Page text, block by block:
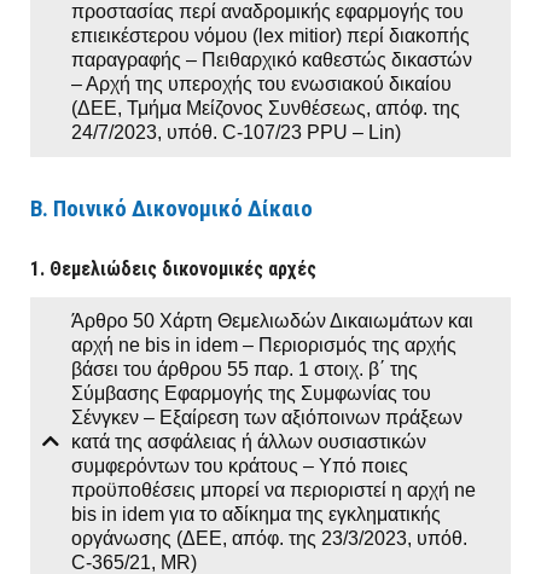
προστασίας περί αναδρομικής εφαρμογής του
επιεικέστερου νόμου (lex mitior) περί διακοπής
παραγραφής – Πειθαρχικό καθεστώς δικαστών
– Αρχή της υπεροχής του ενωσιακού δικαίου
(ΔΕΕ, Τμήμα Μείζονος Συνθέσεως, απόφ. της
24/7/2023, υπόθ. C-107/23 PPU – Lin)
Β. Ποινικό Δικονομικό Δίκαιο
1. Θεμελιώδεις δικονομικές αρχές
Άρθρο 50 Χάρτη Θεμελιωδών Δικαιωμάτων και
αρχή ne bis in idem – Περιορισμός της αρχής
βάσει του άρθρου 55 παρ. 1 στοιχ. β΄ της
Σύμβασης Εφαρμογής της Συμφωνίας του
Σένγκεν – Εξαίρεση των αξιόποινων πράξεων
κατά της ασφάλειας ή άλλων ουσιαστικών
συμφερόντων του κράτους – Υπό ποιες
προϋποθέσεις μπορεί να περιοριστεί η αρχή ne
bis in idem για το αδίκημα της εγκληματικής
οργάνωσης (ΔΕΕ, απόφ. της 23/3/2023, υπόθ.
C-365/21, MR)